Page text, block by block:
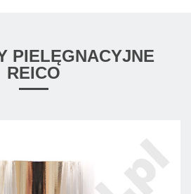
PIELĘGNACYJNE
REICO